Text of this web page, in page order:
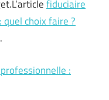
fiduciaire
choix faire ?
.
: